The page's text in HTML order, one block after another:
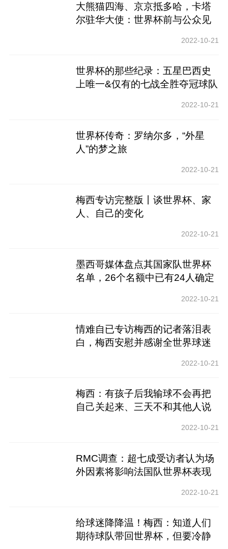
大熊猫四海、京京抵多哈，卡塔
尔驻华大使：世界杯前与公众见
2022-10-21
世界杯的那些纪录：五星巴西史
上唯一&仅有的七战全胜夺冠球队
2022-10-21
世界杯传奇：罗纳尔多，“外星
人”的梦之旅
2022-10-21
梅西专访完整版丨谈世界杯、家
人、自己的变化
2022-10-21
墨西哥媒体盘点其国家队世界杯
名单，26个名额中已有24人确定
2022-10-21
情难自已专访梅西的记者落泪表
白，梅西安慰并感谢全世界球迷
2022-10-21
梅西：有孩子后我输球不会再把
自己关起来、三天不和其他人说
2022-10-21
RMC调查：超七成受访者认为场
外因素将影响法国队世界杯表现
2022-10-21
给球迷降降温！梅西：知道人们
期待球队带回世界杯，但要冷静